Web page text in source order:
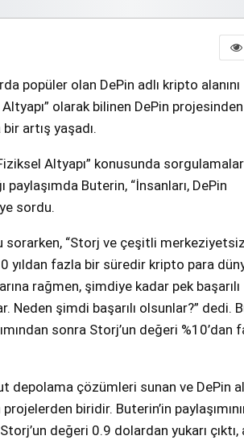
popüler olan DePin adlı kripto alanını
olarak bilinen DePin
artış yaşadı.
Altyapı” konusunda
Buterin, “İnsanları, DePin
sordu.
sorarken, “Storj ve çeşitli merkeziyetsiz
yıldan fazla bir süredir kripto para
rağmen, şimdiye kadar pek başarılı
Neden şimdi başarılı olsunlar?” dedi.
sonra Storj’un değeri %10’dan
depolama çözümleri sunan ve DePin
projelerden biridir. Buterin’in
değeri 0.9 dolardan yukarı çıktı,